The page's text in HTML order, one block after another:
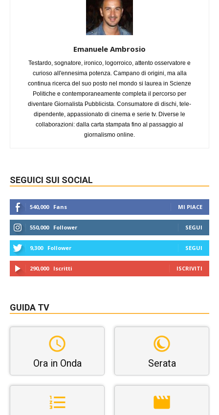
Emanuele Ambrosio
Testardo, sognatore, ironico, logorroico, attento osservatore e
curioso all'ennesima potenza. Campano di origini, ma alla
continua ricerca del suo posto nel mondo si laurea in Scienze
Politiche e contemporaneamente completa il percorso per
diventare Giornalista Pubblicista. Consumatore di dischi, tele-
dipendente, appassionato di cinema e serie tv. Diverse le
collaborazioni: dalla carta stampata fino al passaggio al
giornalismo online.
SEGUICI SUI SOCIAL
540,000 Fans MI PIACE
550,000 Follower SEGUI
9,300 Follower SEGUI
290,000 Iscritti ISCRIVITI
GUIDA TV
Ora in Onda Serata